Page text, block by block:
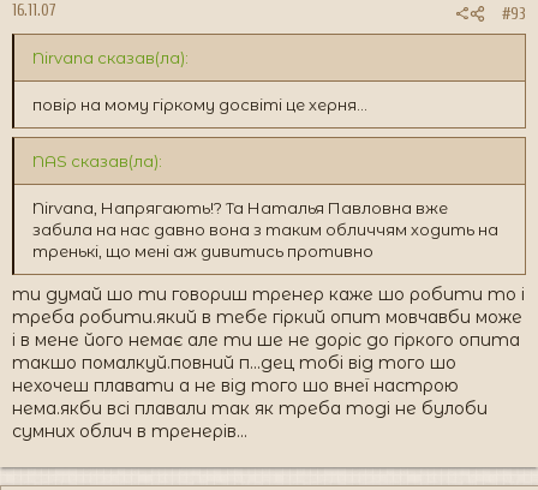
16.11.07 #93
Nirvana сказав(ла):
повір на мому гіркому досвіті це херня...
NAS сказав(ла):
Nirvana, Напрягають!? Та Наталья Павловна вже
забила на нас давно вона з таким обличчям ходить на
тренькі, що мені аж дивитись противно
ти думай шо ти говориш тренер каже шо робити то і
треба робити.який в тебе гіркий опит мовчавби може
і в мене його немає але ти ше не доріс до гіркого опита
такшо помалкуй.повний п...дец тобі від того шо
нехочеш плавати а не від того шо внеї настрою
нема.якби всі плавали так як треба тоді не булоби
сумних облич в тренерів...